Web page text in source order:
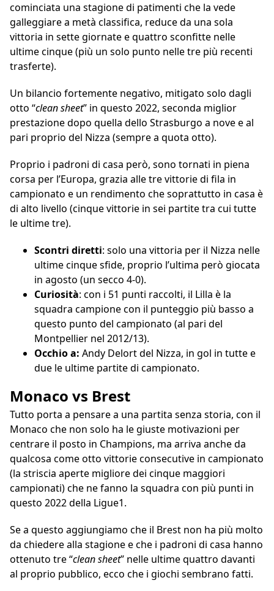
cominciata una stagione di patimenti che la vede
galleggiare a metà classifica, reduce da una sola
vittoria in sette giornate e quattro sconfitte nelle
ultime cinque (più un solo punto nelle tre più recenti
trasferte).
Un bilancio fortemente negativo, mitigato solo dagli
otto “clean sheet” in questo 2022, seconda miglior
prestazione dopo quella dello Strasburgo a nove e al
pari proprio del Nizza (sempre a quota otto).
Proprio i padroni di casa però, sono tornati in piena
corsa per l’Europa, grazia alle tre vittorie di fila in
campionato e un rendimento che soprattutto in casa è
di alto livello (cinque vittorie in sei partite tra cui tutte
le ultime tre).
Scontri diretti: solo una vittoria per il Nizza nelle
ultime cinque sfide, proprio l’ultima però giocata
in agosto (un secco 4-0).
Curiosità: con i 51 punti raccolti, il Lilla è la
squadra campione con il punteggio più basso a
questo punto del campionato (al pari del
Montpellier nel 2012/13).
Occhio a: Andy Delort del Nizza, in gol in tutte e
due le ultime partite di campionato.
Monaco vs Brest
Tutto porta a pensare a una partita senza storia, con il
Monaco che non solo ha le giuste motivazioni per
centrare il posto in Champions, ma arriva anche da
qualcosa come otto vittorie consecutive in campionato
(la striscia aperte migliore dei cinque maggiori
campionati) che ne fanno la squadra con più punti in
questo 2022 della Ligue1.
Se a questo aggiungiamo che il Brest non ha più molto
da chiedere alla stagione e che i padroni di casa hanno
ottenuto tre “clean sheet” nelle ultime quattro davanti
al proprio pubblico, ecco che i giochi sembrano fatti.